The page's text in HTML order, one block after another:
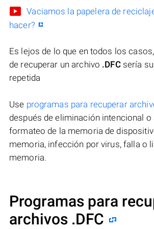
Vaciamos la papelera de
hacer?
Es lejos de lo que en todos los
de recuperar un archivo .DFCsería
repetida
Use programas para recuperar
después de eliminación intencional o
formateo de la memoria de
memoria, infección por virus, falla o
memoria.
Programas para
archivos .DFC